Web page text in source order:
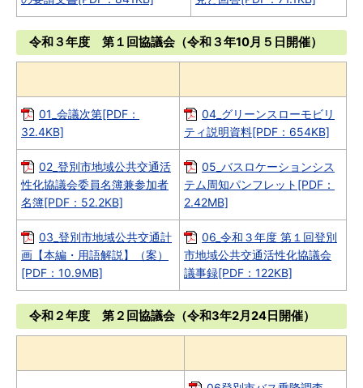
令和３年度 第１回協議会（令和３年10月５日開催）
01_会議次第[PDF：
32.4KB]
04_グリーンスローモビリ
ティ説明資料[PDF：654KB]
02_登別市地域公共交通活
性化協議会委員名簿兼参加者
名簿[PDF：52.2KB]
05_バスロケーションシス
テム周知パンフレット[PDF：
2.42MB]
03_登別市地域公共交通計
画【本編・用語解説】（案）
[PDF：10.9MB]
06_令和３年度 第１回登別
市地域公共交通活性化協議会
議事録[PDF：122KB]
令和２年度 第２回協議会（令和3年2月24日開催）